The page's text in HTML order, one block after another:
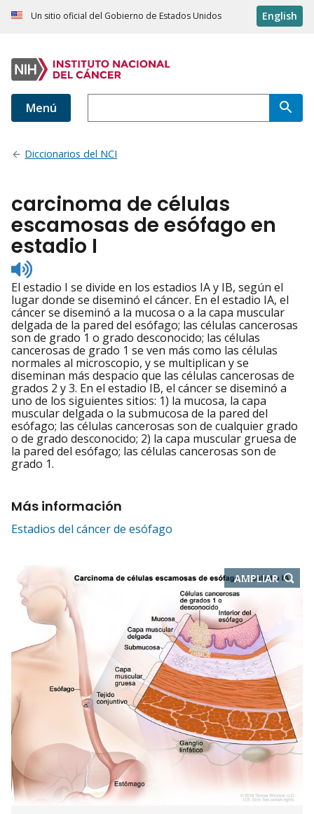
Un sitio oficial del Gobierno de Estados Unidos English
Menú
Diccionarios del NCI
carcinoma de células
escamosas de esófago en
estadio I
Listen
to
pronunciation
El estadio I se divide en los estadios IA y IB, según el
lugar donde se diseminó el cáncer. En el estadio IA, el
cáncer se diseminó a la mucosa o a la capa muscular
delgada de la pared del esófago; las células cancerosas
son de grado 1 o grado desconocido; las células
cancerosas de grado 1 se ven más como las células
normales al microscopio, y se multiplican y se
diseminan más despacio que las células cancerosas de
grados 2 y 3. En el estadio IB, el cáncer se diseminó a
uno de los siguientes sitios: 1) la mucosa, la capa
muscular delgada o la submucosa de la pared del
esófago; las células cancerosas son de cualquier grado
o de grado desconocido; 2) la capa muscular gruesa de
la pared del esófago; las células cancerosas son de
grado 1.
Más información
Estadios del cáncer de esófago
AMPLIAR-
ABRE